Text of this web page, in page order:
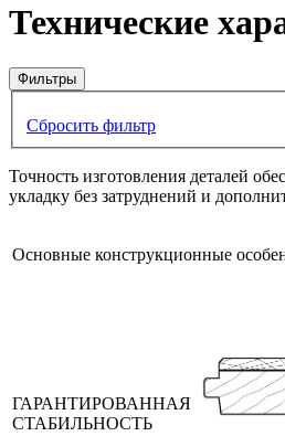
Технические
Фильтры
Сбросить фильтр
Точность изготовления деталей
укладку без затруднений и
Основные конструкционные
ГАРАНТИРОВАННАЯ
СТАБИЛЬНОСТЬ